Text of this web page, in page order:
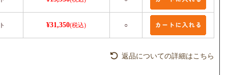
¥31,350(税込) ○
返品についての詳細はこちら